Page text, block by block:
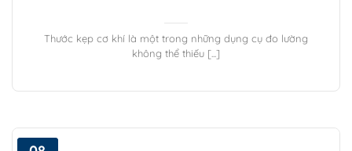
Thước kẹp cơ khí là một trong những dụng cụ đo lường
không thể thiếu [...]